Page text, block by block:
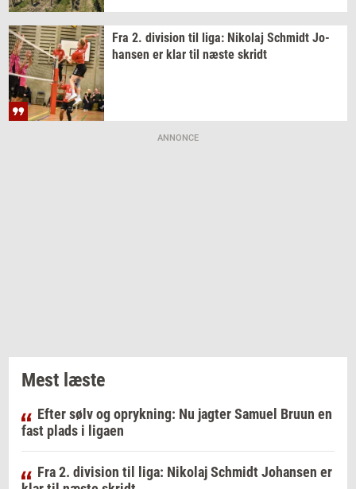
Fra 2. di­vi­sion til liga: Ni­ko­laj Sch­midt Jo­
han­sen er klar til næste skridt
ANNONCE
Mest læste
Efter sølv og oprykning: Nu jagter Samuel Bruun en
fast plads i ligaen
Fra 2. division til liga: Nikolaj Schmidt Johansen er